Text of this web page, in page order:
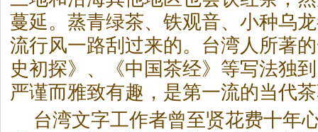
蔓延。蒸青绿茶、铁观音、小种乌
流行风一路刮过来的。台湾人所著
史初探》、《中国茶经》等写法独
严谨而雅致有趣，是第一流的当代
台湾文字工作者曾至贤花费十年